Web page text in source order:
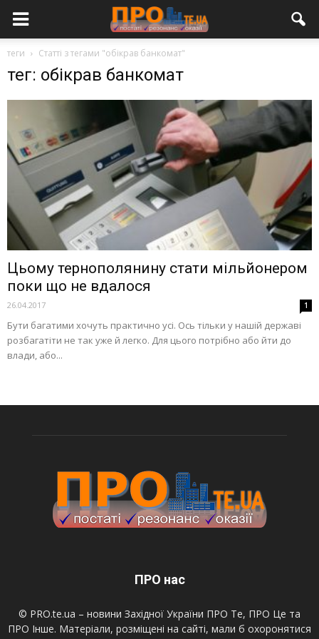
теги Статті з тегами "обікрав банкомат"
тег: обікрав банкомат
Цьому тернополянину стати мільйонером
поки що не вдалося
26.04.2017 1
Бути багатими хочуть практично усі. Ось тільки у нашій державі
розбагатіти не так уже й легко. Для цього потрібно або йти до
влади, або...
ПРО нас
© PRO.te.ua – новини Західної України ПРО Те, ПРО Це та
ПРО Інше. Матеріали, розміщені на сайті, мали б охоронятися